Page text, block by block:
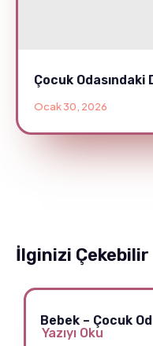
Çocuk Odasındaki
Ocak 30, 2026
İlginizi Çekebilir
Bebek – Çocuk
Yazıyı Oku